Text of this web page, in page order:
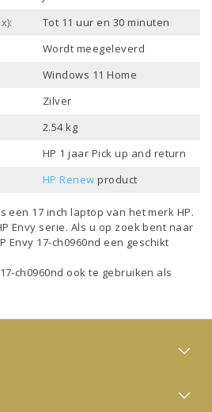
Tot 11 uur en 30 minuten
Wordt meegeleverd
Windows 11 Home
Zilver
2.54 kg
HP 1 jaar Pick up and return
HP Renew product
een 17 inch laptop van het merk HP.
Envy serie. Als u op zoek bent naar
Envy 17-ch0960nd een geschikt
ch0960nd ook te gebruiken als